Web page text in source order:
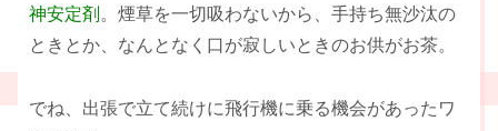
神安定剤 。煙草を一切吸わないから、手持ち無沙汰の
ときとか、なんとなく口が寂しいときのお供がお茶。
でね、出張で立て続けに飛行機に乗る機会があったワ